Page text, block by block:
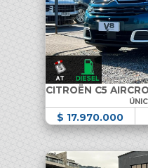
CITROËN C5
$ 17.970.000